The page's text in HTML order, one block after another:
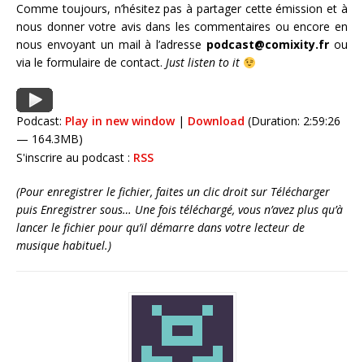
Comme toujours, n’hésitez pas à partager cette émission et à
nous donner votre avis dans les commentaires ou encore en
nous envoyant un mail à l’adresse podcast@comixity.fr ou
via le formulaire de contact. Just listen to it
Podcast: Play in new window| Download (Duration: 2:59:26
— 164.3MB)
S'inscrire au podcast : RSS
(Pour enregistrer le fichier, faites un clic droit sur Télécharger
puis Enregistrer sous… Une fois téléchargé, vous n’avez plus qu’à
lancer le fichier pour qu’il démarre dans votre lecteur de
musique habituel.)